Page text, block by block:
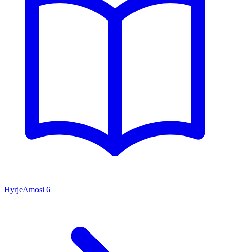
HyrjeAmosi 6